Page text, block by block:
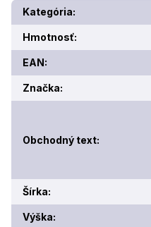
Kategória:
Hmotnosť:
EAN:
Značka:
Obchodný text:
Šírka:
Výška: